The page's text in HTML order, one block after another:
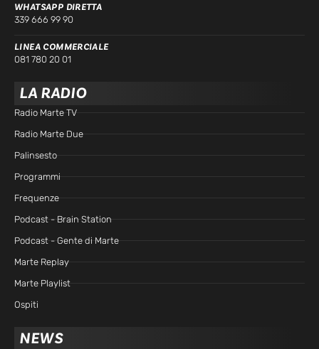
WHATSAPP DIRETTA
339 666 99 90
LINEA COMMERCIALE
081 780 20 01
LA RADIO
Radio Marte TV
Radio Marte Due
Palinsesto
Programmi
Frequenze
Podcast - Brain Station
Podcast - Gente di Marte
Marte Replay
Marte Playlist
Ospiti
NEWS